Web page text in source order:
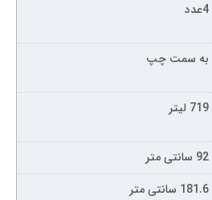
4عدد
به سمت چپ
719 لیتر
92 سانتی متر
181.6 سانتی متر